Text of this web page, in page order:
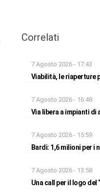
Correlati
7 Agosto 2026 - 17:43
Viabilità, le riaperture
7 Agosto 2026 - 16:48
Via libera a impianti di
7 Agosto 2026 - 15:59
Bardi: 1,6 milioni per i
7 Agosto 2026 - 13:58
Una call per il logo